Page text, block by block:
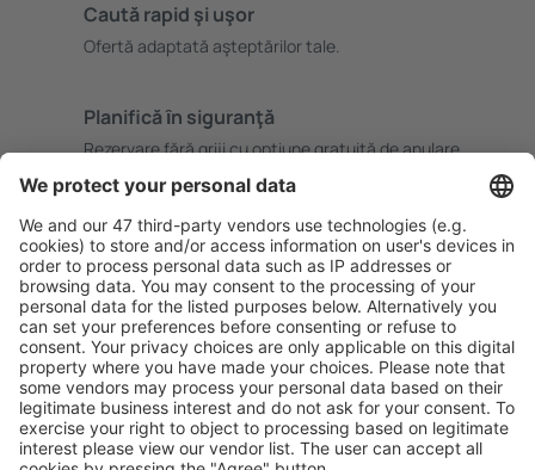
Caută rapid şi uşor
Ofertă adaptată aşteptărilor tale.
Planifică ȋn siguranţă
Rezervare fără griji cu opțiune gratuită de anulare.
Economiseşte mai mult
Prețuri atractive și oferte speciale pentru utilizatorii
conectați.
Cazarea preferată
Alege din peste 1,3 mil. de opţiuni: hoteluri, cabane,
apartamente și altele.